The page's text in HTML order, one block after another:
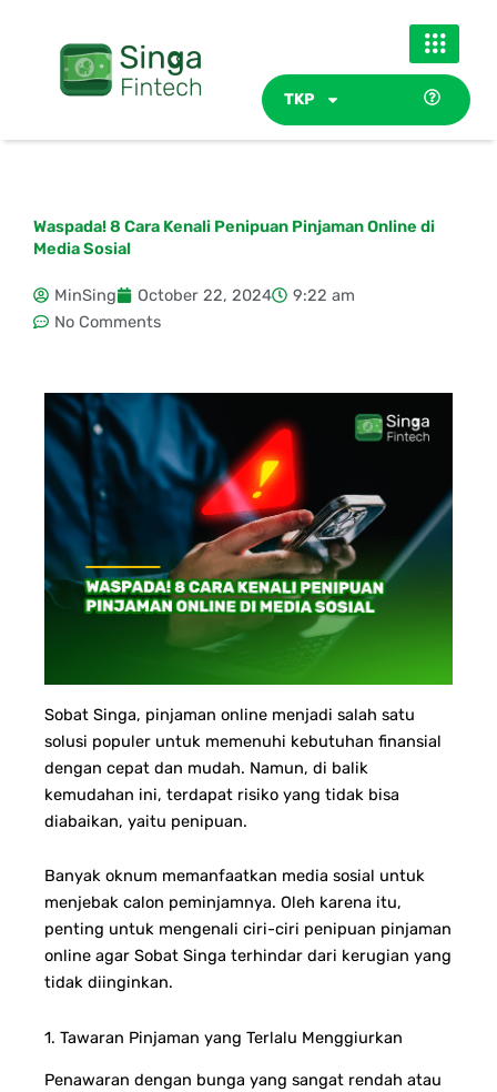
TKP
Waspada! 8 Cara Kenali Penipuan Pinjaman Online di
Media Sosial
MinSing October 22, 2024
9:22 am
No Comments
Sobat Singa, pinjaman online menjadi salah satu
solusi populer untuk memenuhi kebutuhan finansial
dengan cepat dan mudah. Namun, di balik
kemudahan ini, terdapat risiko yang tidak bisa
diabaikan, yaitu penipuan.
Banyak oknum memanfaatkan media sosial untuk
menjebak calon peminjamnya. Oleh karena itu,
penting untuk mengenali ciri-ciri penipuan pinjaman
online agar Sobat Singa terhindar dari kerugian yang
tidak diinginkan.
1. Tawaran Pinjaman yang Terlalu Menggiurkan
Penawaran dengan bunga yang sangat rendah atau